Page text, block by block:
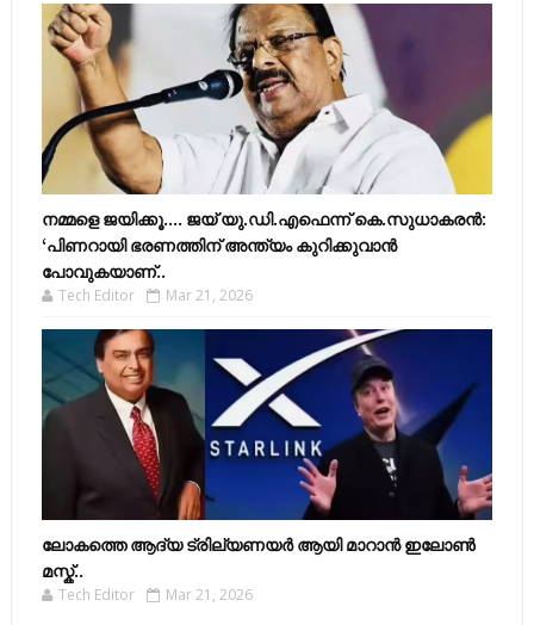
നമ്മളെ ജയിക്കൂ.... ജയ് യു.ഡി.എഫെന്ന് കെ.സുധാകരൻ:
‘പിണറായി ഭരണത്തിന് അന്ത്യം കുറിക്കുവാൻ
പോവുകയാണ്..
Tech Editor Mar 21, 2026
ലോകത്തെ ആദ്യ ട്രില്യണയർ ആയി മാറാൻ ഇലോൺ
മസ്ക്..
Tech Editor Mar 21, 2026